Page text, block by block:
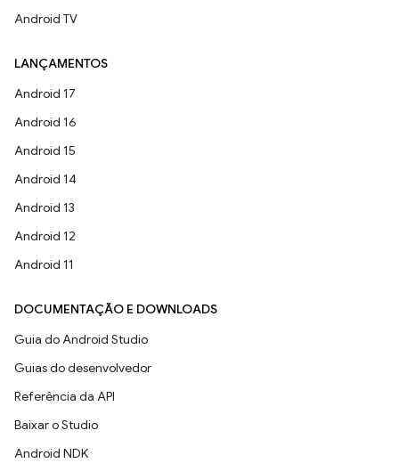
Android TV
LANÇAMENTOS
Android 17
Android 16
Android 15
Android 14
Android 13
Android 12
Android 11
DOCUMENTAÇÃO E DOWNLOADS
Guia do Android Studio
Guias do desenvolvedor
Referência da API
Baixar o Studio
Android NDK